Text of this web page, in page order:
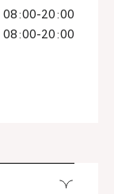
08:00-20:00
08:00-20:00